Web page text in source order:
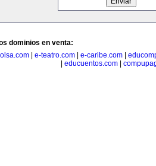
dominios en venta:
| e-teatro.com| e-caribe.com|
educuentos.com